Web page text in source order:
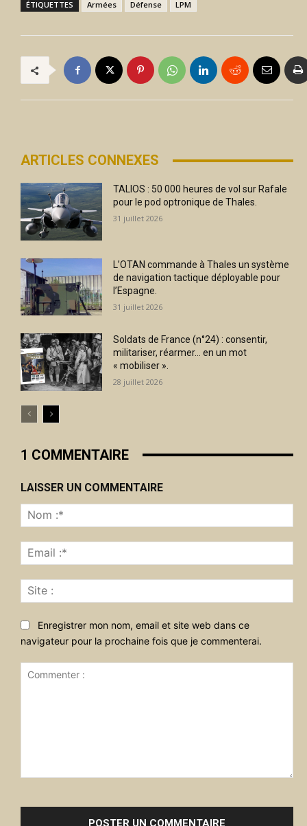
ÉTIQUETTES Armées Défense LPM
ARTICLES CONNEXES
TALIOS : 50 000 heures de vol sur Rafale
pour le pod optronique de Thales.
31 juillet 2026
L’OTAN commande à Thales un système
de navigation tactique déployable pour
l’Espagne.
31 juillet 2026
Soldats de France (n°24) : consentir,
militariser, réarmer… en un mot
« mobiliser ».
28 juillet 2026
1 COMMENTAIRE
LAISSER UN COMMENTAIRE
:*
:*
:
Enregistrer mon nom, email et site web dans ce
navigateur pour la prochaine fois que je commenterai.